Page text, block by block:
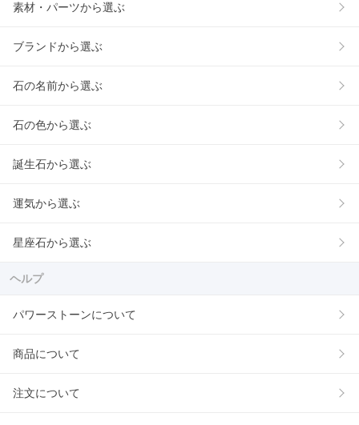
素材・パーツから選ぶ
ブランドから選ぶ
石の名前から選ぶ
石の色から選ぶ
誕生石から選ぶ
運気から選ぶ
星座石から選ぶ
ヘルプ
パワーストーンについて
商品について
注文について